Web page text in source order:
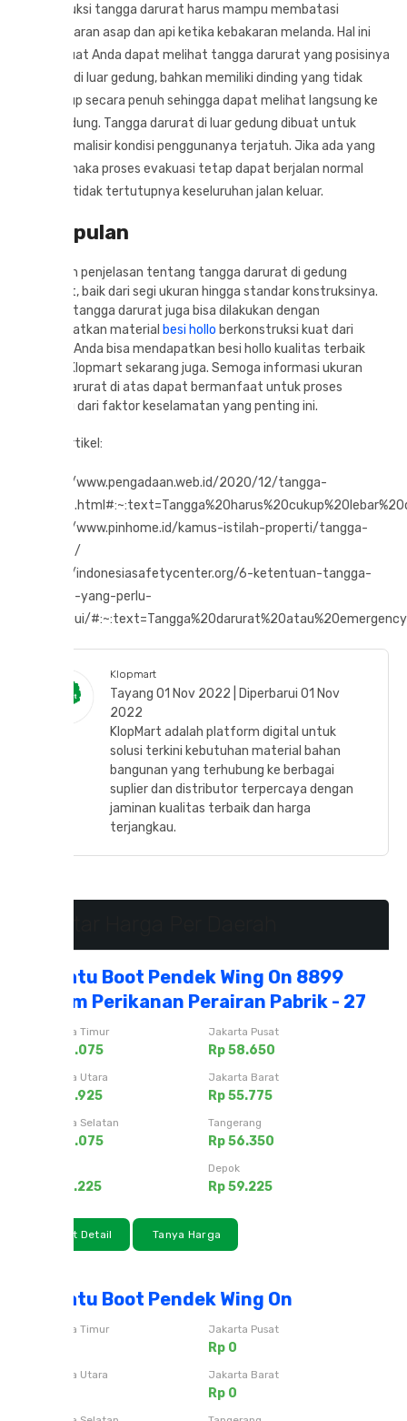
Konstruksi tangga darurat harus mampu membatasi
penyebaran asap dan api ketika kebakaran melanda. Hal ini
membuat Anda dapat melihat tangga darurat yang posisinya
berada di luar gedung, bahkan memiliki dinding yang tidak
tertutup secara penuh sehingga dapat melihat langsung ke
luar gedung. Tangga darurat di luar gedung dibuat untuk
meminimalisir kondisi penggunanya terjatuh. Jika ada yang
jatuh, maka proses evakuasi tetap dapat berjalan normal
karena tidak tertutupnya keseluruhan jalan keluar.
Kesimpulan
Jadi, itulah penjelasan tentang tangga darurat di gedung
bertingkat, baik dari segi ukuran hingga standar konstruksinya.
Membuat tangga darurat juga bisa dilakukan dengan
memanfaatkan material besi hollo berkonstruksi kuat dari
Klopmart. Anda bisa mendapatkan besi hollo kualitas terbaik
bersama Klopmart sekarang juga. Semoga informasi ukuran
standar darurat di atas dapat bermanfaat untuk proses
konstruksi dari faktor keselamatan yang penting ini.
Sumber artikel:
https://www.pengadaan.web.id/2020/12/tangga-
https://www.pinhome.id/kamus-istilah-properti/tangga-
darurat/
https://indonesiasafetycenter.org/6-ketentuan-tangga-
darurat-yang-perlu-
diketahui/
Klopmart
Tayang 01 Nov 2022 | Diperbarui 01 Nov
2022
KlopMart adalah platform digital untuk
solusi terkini kebutuhan material bahan
bangunan yang terhubung ke berbagai
suplier dan distributor terpercaya dengan
jaminan kualitas terbaik dan harga
terjangkau.
Sepatu Boot Pendek Wing On 8899
Hitam Perikanan Perairan Pabrik - 27
Jakarta Timur
Rp 58.075
Jakarta Pusat
Rp 58.650
Jakarta Utara
Rp 56.925
Jakarta Barat
Rp 55.775
Jakarta Selatan
Rp 58.075
Tangerang
Rp 56.350
Rp 59.225
Depok
Rp 59.225
Lihat Detail Tanya Harga
Sepatu Boot Pendek Wing On
Jakarta Timur Jakarta Pusat
Rp 0
Jakarta Utara Jakarta Barat
Rp 0